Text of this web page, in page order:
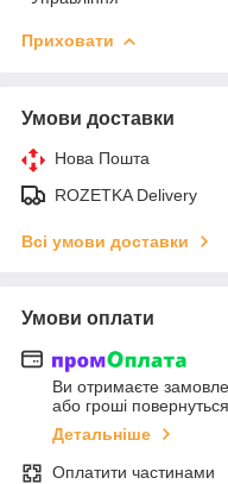
Приховати
Умови доставки
Нова Пошта
ROZETKA Delivery
Всі умови доставки
Умови оплати
Ви отримаєте
або гроші
Детальніше
Оплатити частинами